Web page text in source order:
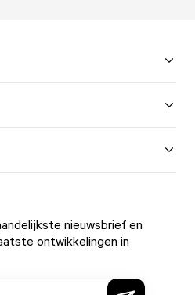
nieuwsbrief en
ontwikkelingen in